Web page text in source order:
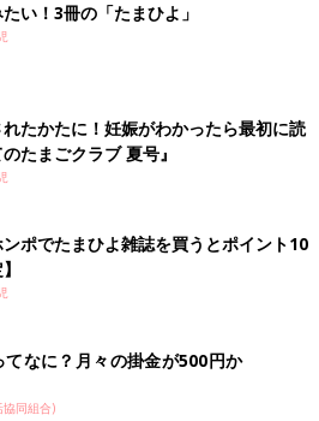
い！3冊の「たまひよ」
たかたに！妊娠がわかったら最初に読
たまごクラブ 夏号』
ポでたまひよ雑誌を買うとポイント10
てなに？月々の掛金が500円か
協同組合)